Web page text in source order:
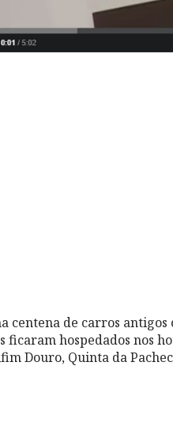
centena de carros
ficaram hospedados nos
Douro, Quinta da